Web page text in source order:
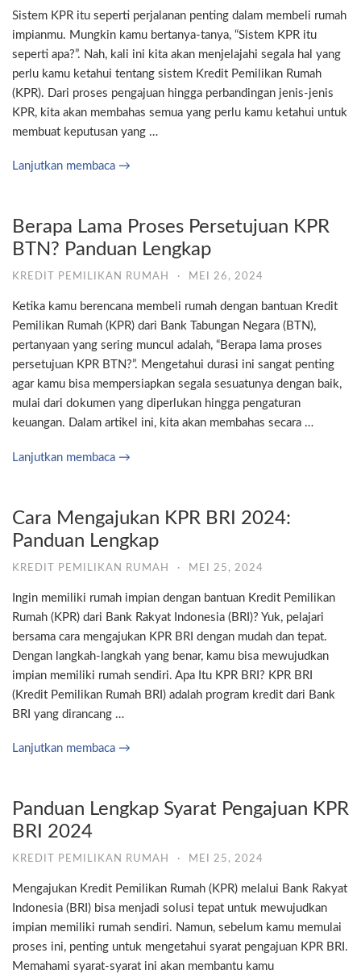
Sistem KPR itu seperti perjalanan penting dalam membeli rumah
impianmu. Mungkin kamu bertanya-tanya, “Sistem KPR itu
seperti apa?”. Nah, kali ini kita akan menjelajahi segala hal yang
perlu kamu ketahui tentang sistem Kredit Pemilikan Rumah
(KPR). Dari proses pengajuan hingga perbandingan jenis-jenis
KPR, kita akan membahas semua yang perlu kamu ketahui untuk
membuat keputusan yang …
Lanjutkan membaca →
Berapa Lama Proses Persetujuan KPR
BTN? Panduan Lengkap
KREDIT PEMILIKAN RUMAH · MEI 26, 2024
Ketika kamu berencana membeli rumah dengan bantuan Kredit
Pemilikan Rumah (KPR) dari Bank Tabungan Negara (BTN),
pertanyaan yang sering muncul adalah, “Berapa lama proses
persetujuan KPR BTN?”. Mengetahui durasi ini sangat penting
agar kamu bisa mempersiapkan segala sesuatunya dengan baik,
mulai dari dokumen yang diperlukan hingga pengaturan
keuangan. Dalam artikel ini, kita akan membahas secara …
Lanjutkan membaca →
Cara Mengajukan KPR BRI 2024:
Panduan Lengkap
KREDIT PEMILIKAN RUMAH · MEI 25, 2024
Ingin memiliki rumah impian dengan bantuan Kredit Pemilikan
Rumah (KPR) dari Bank Rakyat Indonesia (BRI)? Yuk, pelajari
bersama cara mengajukan KPR BRI dengan mudah dan tepat.
Dengan langkah-langkah yang benar, kamu bisa mewujudkan
impian memiliki rumah sendiri. Apa Itu KPR BRI? KPR BRI
(Kredit Pemilikan Rumah BRI) adalah program kredit dari Bank
BRI yang dirancang …
Lanjutkan membaca →
Panduan Lengkap Syarat Pengajuan KPR
BRI 2024
KREDIT PEMILIKAN RUMAH · MEI 25, 2024
Mengajukan Kredit Pemilikan Rumah (KPR) melalui Bank Rakyat
Indonesia (BRI) bisa menjadi solusi tepat untuk mewujudkan
impian memiliki rumah sendiri. Namun, sebelum kamu memulai
proses ini, penting untuk mengetahui syarat pengajuan KPR BRI.
Memahami syarat-syarat ini akan membantu kamu